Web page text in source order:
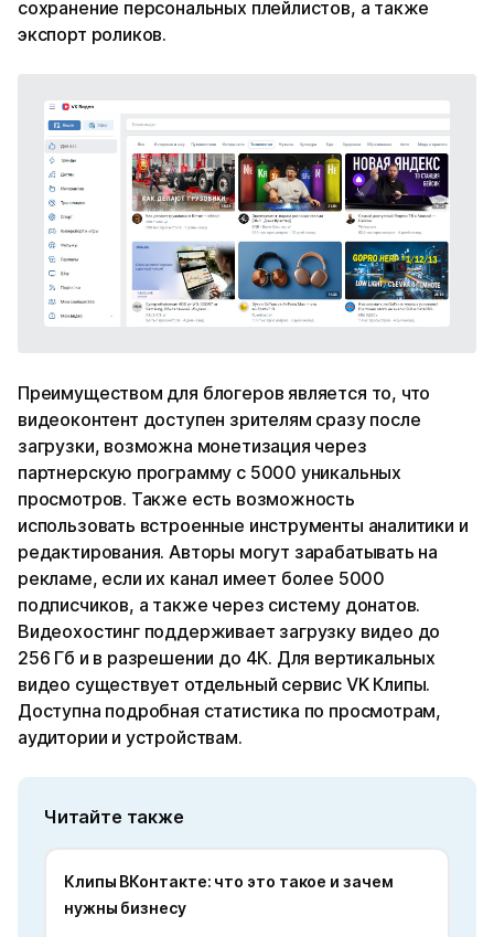
сохранение персональных плейлистов, а также
экспорт роликов.
Преимуществом для блогеров является то, что
видеоконтент доступен зрителям сразу после
загрузки, возможна монетизация через
партнерскую программу с 5000 уникальных
просмотров. Также есть возможность
использовать встроенные инструменты аналитики и
редактирования. Авторы могут зарабатывать на
рекламе, если их канал имеет более 5000
подписчиков, а также через систему донатов.
Видеохостинг поддерживает загрузку видео до
256 Гб и в разрешении до 4К. Для вертикальных
видео существует отдельный сервис VK Клипы.
Доступна подробная статистика по просмотрам,
аудитории и устройствам.
Читайте также
Клипы ВКонтакте: что это такое и зачем
нужны бизнесу